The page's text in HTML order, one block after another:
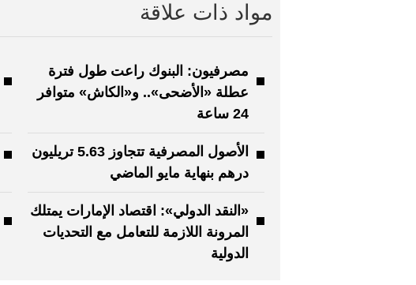
مواد ذات علاقة
مصرفيون: البنوك راعت طول فترة
عطلة «الأضحى».. و«الكاش» متوافر
24 ساعة
الأصول المصرفية تتجاوز 5.63 تريليون
درهم بنهاية مايو الماضي
«النقد الدولي»: اقتصاد الإمارات يمتلك
المرونة اللازمة للتعامل مع التحديات
الدولية